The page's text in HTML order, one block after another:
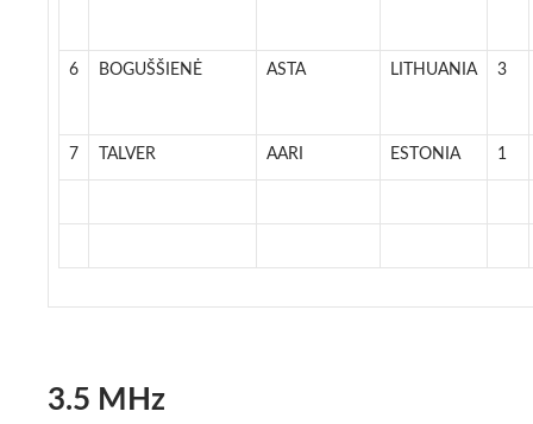
6 BOGUŠŠIENĖ ASTA LITHUANIA 3
7 TALVER AARI ESTONIA 1
3.5 MHz